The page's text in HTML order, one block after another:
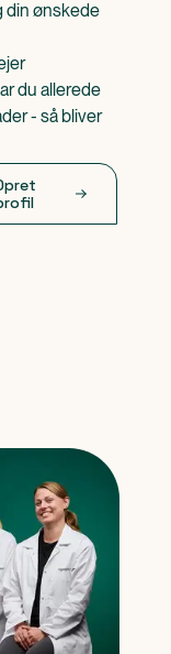
din ønskede
du allerede
- så bliver